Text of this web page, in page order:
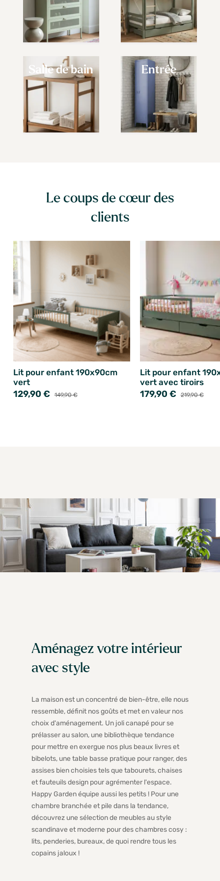
Salle de bain Entrée
Le coups de cœur des
clients
Lit pour enfant 190x90cm
vert
129,90 € 149,90 €
Lit pour enfant
vert avec tiroirs
179,90 € 219,90 €
Aménagez votre intérieur
avec style
La maison est un concentré de bien-être, elle nous
ressemble, définit nos goûts et met en valeur nos
choix d'aménagement. Un joli canapé pour se
prélasser au salon, une bibliothèque tendance
pour mettre en exergue nos plus beaux livres et
bibelots, une table basse pratique pour ranger, des
assises bien choisies tels que tabourets, chaises
et fauteuils design pour agrémenter l'espace.
Happy Garden équipe aussi les petits ! Pour une
chambre branchée et pile dans la tendance,
découvrez une sélection de meubles au style
scandinave et moderne pour des chambres cosy :
lits, penderies, bureaux, de quoi rendre tous les
copains jaloux !